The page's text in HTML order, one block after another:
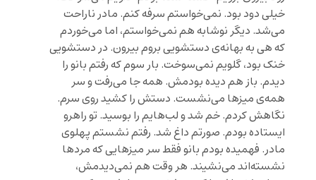
خیلی دود بود. نمی‌خواستم سرفه کنم. مادر ناراحت
می‌شد. دیگر نوشابه هم نمی‌خواستم، اما می‌خوردم
که هی به بهانه‌ی دستشویی بروم بیرون. در دستشویی
خنک بود، گلویم نمی‌سوخت. بار سوم که رفتم بانو را
دیدم. باز هم دیده بودمش. همه جا می‌رفت و سر
همه‌ی میزها می‌نشست. دستش را کشید روی سرم.
نگاهش کردم. خم شد و لب‌هایم را بوسید. تو راهرو
ایستاده بودم. صورتم داغ شد. رفتم نشستم پهلوی
مادر. فهمیده بودم بانو فقط سر میزهایی که مردها
نشسته‌اند می‌نشیند. هر وقت هم نمی‌دیدمش،